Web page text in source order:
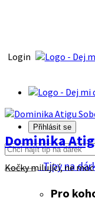
Login
Přihlásit se
Tipy na
Pro
Dominika
Kočky milující, ne